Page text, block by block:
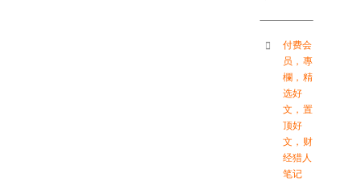
付费会
员 ， 專
欄 ， 精
选好
文 ， 置
顶好
文 ， 财
经猎人
笔记